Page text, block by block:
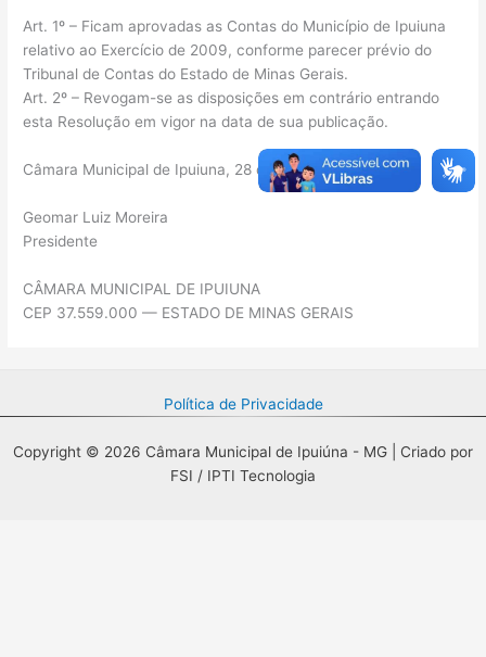
Art. 1º – Ficam aprovadas as Contas do Município de Ipuiuna
relativo ao Exercício de 2009, conforme parecer prévio do
Tribunal de Contas do Estado de Minas Gerais.
Art. 2º – Revogam-se as disposições em contrário entrando
esta Resolução em vigor na data de sua publicação.
Câmara Municipal de Ipuiuna, 28 de setembro de 2011.
Geomar Luiz Moreira
Presidente
CÂMARA MUNICIPAL DE IPUIUNA
CEP 37.559.000 — ESTADO DE MINAS GERAIS
Política de Privacidade
Copyright © 2026 Câmara Municipal de Ipuiúna - MG | Criado por
FSI / IPTI Tecnologia